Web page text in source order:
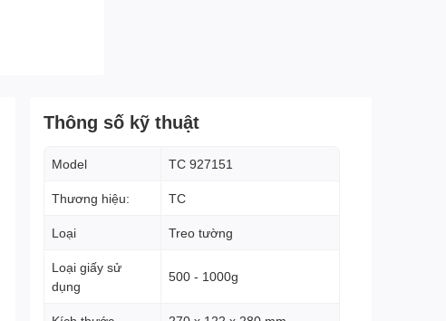
Thông số kỹ thuật
Model TC 927151
Thương hiệu: TC
Loại Treo tường
Loại giấy sử
dụng
500 - 1000g